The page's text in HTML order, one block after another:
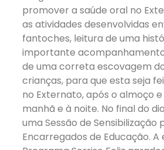
promover a saúde oral no
as atividades desenvolvidas
fantoches, leitura de uma
importante
de uma correta escovagem
crianças, para que esta seja
no Externato, após o almoço
manhã e à noite. No final do
uma Sessão de Sensibilização
Encarregados de Educação. A